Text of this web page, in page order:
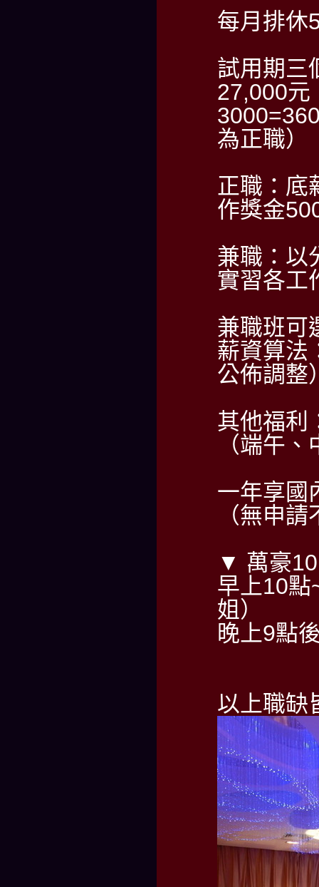
每月排休
試用期三
27,000元
為正職）
正職：底
作獎金
兼職：以
實習各工
兼職班可
薪資算法
公佈調整
其他福利
（端午
一年享國
（無申
▼ 萬豪
早上10點
姐）
晚上9點
以上職缺